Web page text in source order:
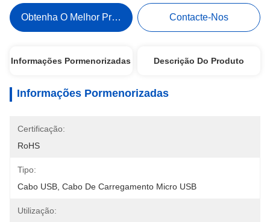
Obtenha O Melhor Preço Contacte-Nos
Informações Pormenorizadas Descrição Do Produto
Informações Pormenorizadas
Certificação:
RoHS
Tipo:
Cabo USB, Cabo De Carregamento Micro USB
Utilização: